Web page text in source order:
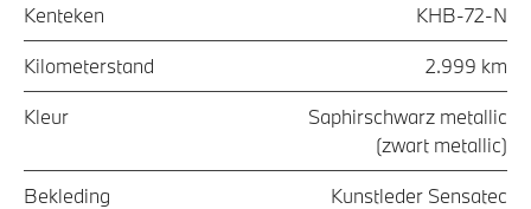
Kenteken KHB-72-N
Kilometerstand 2.999 km
Kleur
Saphirschwarz metallic
(zwart metallic)
Bekleding
Kunstleder Sensatec